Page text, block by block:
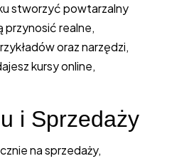
stworzyć powtarzalny
przynosić realne,
oraz narzędzi,
kursy online,
i Sprzedaży
na sprzedaży,